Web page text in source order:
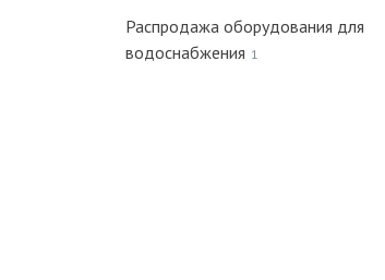
Распродажа оборудования для
водоснабжения 1